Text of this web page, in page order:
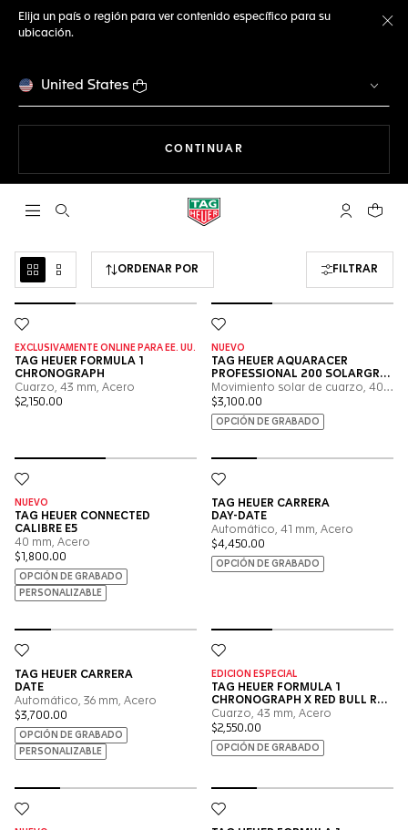
Elija un país o región para ver contenido específico para su
ubicación.
United States
CONTINUAR
Abrir el menú de búsqueda Cuenta Mi
Su